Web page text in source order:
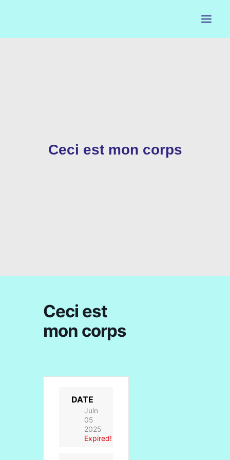
CALENDRIERCeci est mon corps
Ceci est
mon corps
DATE
Juin
05
2025
Expired!